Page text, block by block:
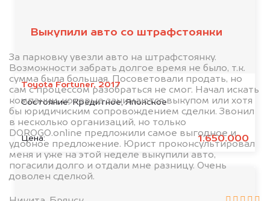
Toyota Fortuner, 2017
Состояние:Кредитное, Японское
Цена: 1.650.000
Выкупили авто со штрафстоянки
За парковку увезли авто на штрафстоянку.
Возможности забрать долгое время не было, т.к.
сумма была большая. Посоветовали продать, но
сам с процессом разобраться не смог. Начал искать
компании, которые занимаются выкупом или хотя
бы юридичиским сопровождением сделки. Звонил
в несколько организаций, но только
DOROGO.online предложили самое выгодное и
удобное предложение. Юрист проконсультировал
меня и уже на этой неделе выкупили авто,
погасили долго и отдали мне разницу. Очень
доволен сделкой.